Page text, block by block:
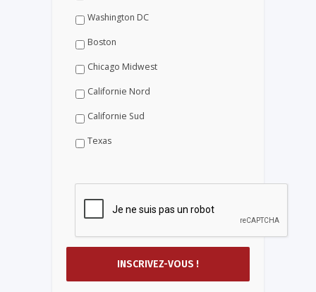
Washington DC
Boston
Chicago Midwest
Californie Nord
Californie Sud
Texas